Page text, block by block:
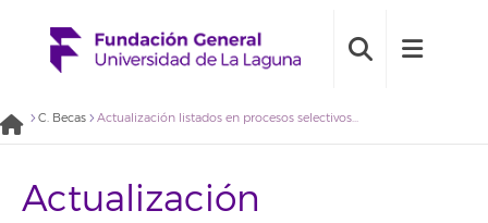
C. Becas Actualización listados en procesos selectivos: 2025BDB012, 2025BDE037 y de 2025BDE042 a 2025BDE044 [20/10/2025]
Actualización